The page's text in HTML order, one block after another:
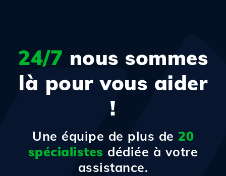
24/7 nous sommes
là pour vous aider
!
Une équipe de plus de 20
spécialistes dédiée à votre
assistance.